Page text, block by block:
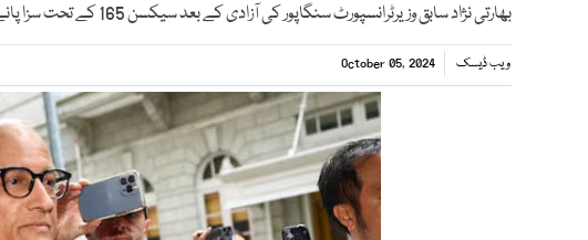
بھارتی نژاد سابق وزیرٹرانسپورٹ سنگاپور کی آزادی کے بعد سیکسن 165 کے تحت سزا پانے والے پہلے شہری بن گئے ہیں
ویب ڈیسک October 05, 2024